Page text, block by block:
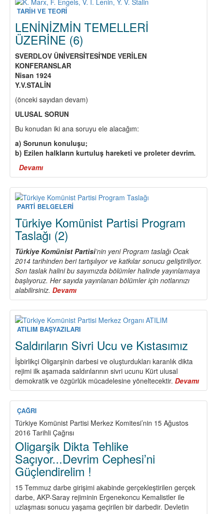
TARİH VE TEORİ
LENİNİZMİN TEMELLERİ
ÜZERİNE (6)
SVERDLOV ÜNİVERSİTESİ'NDE VERİLEN
KONFERANSLAR
Nisan 1924
Y.V.STALİN
(önceki sayıdan devam)
ULUSAL SORUN
Bu konudan iki ana soruyu ele alacağım:
a) Sorunun konuluşu;
b) Ezilen halkların kurtuluş hareketi ve proleter devrim.
Devamı
LENİNİZMİN
TEMELLERİ
ÜZERİNE
(6)
PARTİ BELGELERİ
Türkiye Komünist Partisi Program
Taslağı (2)
Türkiye Komünist Partisi’nin yeni Program taslağı Ocak
2014 tarihinden beri tartışılıyor ve katkılar sonucu geliştiriliyor.
Son taslak halini bu sayımızda bölümler halinde yayınlamaya
başlıyoruz. Her sayıda yayınlanan bölümler için notlarınızı
alabilirsiniz. Devamı
Türkiye
Komünist
Partisi
Program
(2)
ATILIM BAŞYAZILARI
Saldırıların Sivri Ucu ve Kıstasımız
İşbirlikçi Oligarşinin darbesi ve oluşturdukları karanlık dikta
rejimi ilk aşamada saldırılarının sivri ucunu Kürt ulusal
demokratik ve özgürlük mücadelesine yöneltecektir. Devamı
Sivri
ÇAĞRI
Türkiye Komünist Partisi Merkez Komitesi’nin 15 Ağustos
2016 Tarihli Çağrısı
Oligarşik Dikta Tehlike
Saçıyor...Devrim Cephesi’ni
Güçlendirelim !
15 Temmuz darbe girişimi akabinde gerçekleştirilen gerçek
darbe, AKP-Saray rejiminin Ergenekoncu Kemalistler ile
uzlaşması sonucu yaşama geçirilen bir darbedir. Devletin